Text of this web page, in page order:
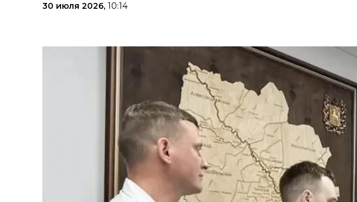
30 июля 2026, 10:14